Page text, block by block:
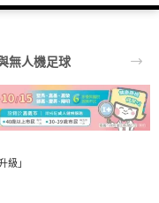
無人機足球
級」